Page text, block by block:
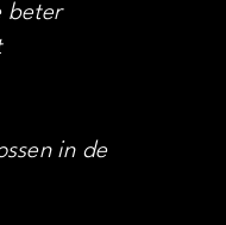
beter
in de